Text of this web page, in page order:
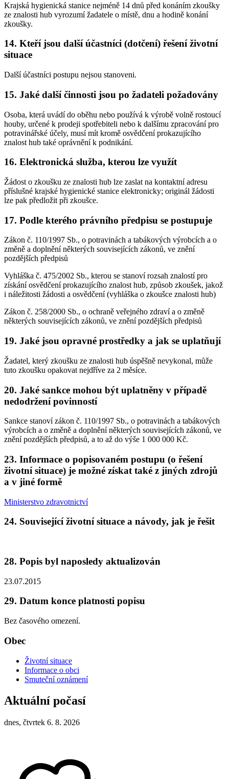
Krajská hygienická stanice nejméně 14 dnů před konáním zkoušky
ze znalosti hub vyrozumí žadatele o místě, dnu a hodině konání
zkoušky.
14. Kteří jsou další účastníci (dotčení) řešení životní
situace
Další účastníci postupu nejsou stanoveni.
15. Jaké další činnosti jsou po žadateli požadovány
Osoba, která uvádí do oběhu nebo používá k výrobě volně rostoucí
houby, určené k prodeji spotřebiteli nebo k dalšímu zpracování pro
potravinářské účely, musí mít kromě osvědčení prokazujícího
znalost hub také oprávnění k podnikání.
16. Elektronická služba, kterou lze využít
Žádost o zkoušku ze znalosti hub lze zaslat na kontaktní adresu
příslušné krajské hygienické stanice elektronicky; originál žádosti
lze pak předložit při zkoušce.
17. Podle kterého právního předpisu se postupuje
Zákon č. 110/1997 Sb., o potravinách a tabákových výrobcích a o
změně a doplnění některých souvisejících zákonů, ve znění
pozdějších předpisů
Vyhláška č. 475/2002 Sb., kterou se stanoví rozsah znalostí pro
získání osvědčení prokazujícího znalost hub, způsob zkoušek, jakož
i náležitosti žádosti a osvědčení (vyhláška o zkoušce znalosti hub)
Zákon č. 258/2000 Sb., o ochraně veřejného zdraví a o změně
některých souvisejících zákonů, ve znění pozdějších předpisů
19. Jaké jsou opravné prostředky a jak se uplatňují
Žadatel, který zkoušku ze znalosti hub úspěšně nevykonal, může
tuto zkoušku opakovat nejdříve za 2 měsíce.
20. Jaké sankce mohou být uplatněny v případě
nedodržení povinností
Sankce stanoví zákon č. 110/1997 Sb., o potravinách a tabákových
výrobcích a o změně a doplnění některých souvisejících zákonů, ve
znění pozdějších předpisů, a to až do výše 1 000 000 Kč.
23. Informace o popisovaném postupu (o řešení
životní situace) je možné získat také z jiných zdrojů
a v jiné formě
Ministerstvo zdravotnictví
24. Související životní situace a návody, jak je řešit
28. Popis byl naposledy aktualizován
23.07.2015
29. Datum konce platnosti popisu
Bez časového omezení.
Obec
Životní situace
Informace o obci
Smuteční oznámení
Aktuální počasí
dnes, čtvrtek 6. 8. 2026